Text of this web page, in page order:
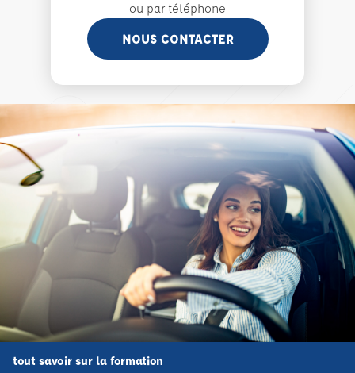
ou par téléphone
NOUS CONTACTER
tout savoir sur la formation